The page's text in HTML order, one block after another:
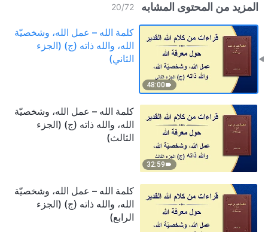
المزيد من المحتوى المشابه 20/72
48:00
كلمة الله – عمل الله، وشخصيّة
الله، والله ذاته (ج) (الجزء
الثاني)
32:59
كلمة الله – عمل الله، وشخصيّة
الله، والله ذاته (ج) (الجزء
الثالث)
كلمة الله – عمل الله، وشخصيّة
الله، والله ذاته (ج) (الجزء
الرابع)